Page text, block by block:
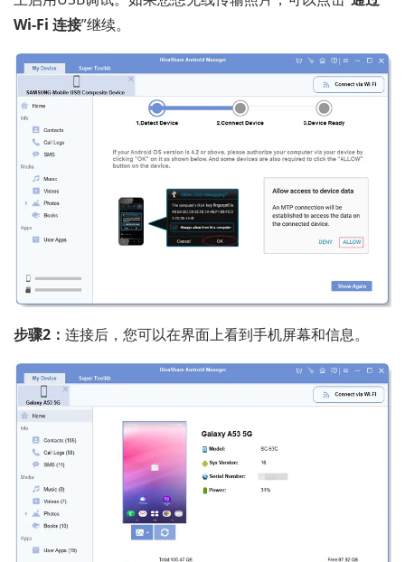
Wi-Fi 连接”继续。
步骤2： 连接后，您可以在界面上看到手机屏幕和信息。